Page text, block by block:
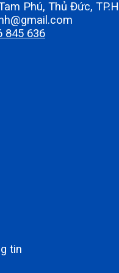
Phú, Thủ Đức,
845 636
tin